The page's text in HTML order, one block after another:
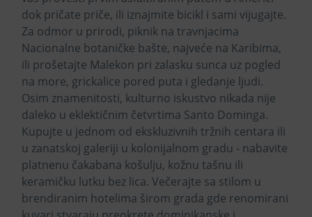
dok pričate priče, ili iznajmite bicikl i sami vijugajte.
Za odmor u prirodi, piknik na travnjacima
Nacionalne botaničke bašte, najveće na Karibima,
ili prošetajte Malekon pri zalasku sunca uz pogled
na more, grickalice pored puta i gledanje ljudi.
Osim znamenitosti, kulturno iskustvo nikada nije
daleko u eklektičnim četvrtima Santo Dominga.
Kupujte u jednom od ekskluzivnih tržnih centara ili
u zanatskoj galeriji u kolonijalnom gradu - nabavite
platnenu čakabana košulju, kožnu tašnu ili
keramičku lutku bez lica. Večerajte sa stilom u
brendiranim hotelima širom grada gde renomirani